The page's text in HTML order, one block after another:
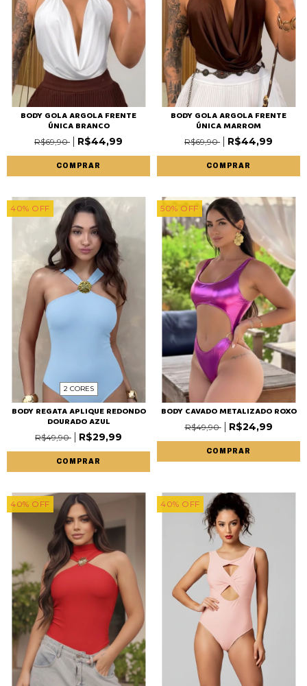
BODY GOLA ARGOLA FRENTE
ÚNICA BRANCO
R$69,90 R$44,99
COMPRAR
BODY GOLA ARGOLA FRENTE
ÚNICA MARROM
R$69,90 R$44,99
COMPRAR
40% OFF
2 CORES
BODY REGATA APLIQUE REDONDO
DOURADO AZUL
R$49,90 R$29,99
COMPRAR
50% OFF
BODY CAVADO METALIZADO ROXO
R$49,90 R$24,99
COMPRAR
40% OFF 40% OFF